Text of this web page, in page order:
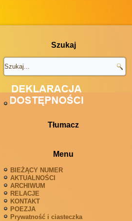
Szukaj
Tłumacz
Menu
BIEŻĄCY NUMER
AKTUALNOŚCI
ARCHIWUM
RELACJE
KONTAKT
POEZJA
Prywatność i ciasteczka